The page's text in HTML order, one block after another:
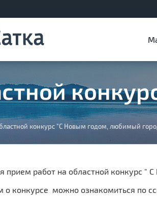
конкурс "С Новым годом, любимый
прием работ на областной конкурс "
о конкурсе можно ознакомиться по